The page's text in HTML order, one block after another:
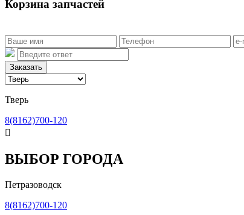
Корзина запчастей
Заказать
Тверь
8(8162)700-120

ВЫБОР ГОРОДА
Петразоводск
8(8162)700-120